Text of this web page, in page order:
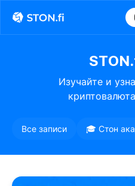
Изучайте и
Все записи 🎓 Стон